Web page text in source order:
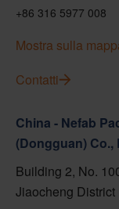
+86 316 5977 008
Mostra sulla
Contatti
China - Nefab
(Dongguan) Co.,
Building 2, No.
Jiaocheng District